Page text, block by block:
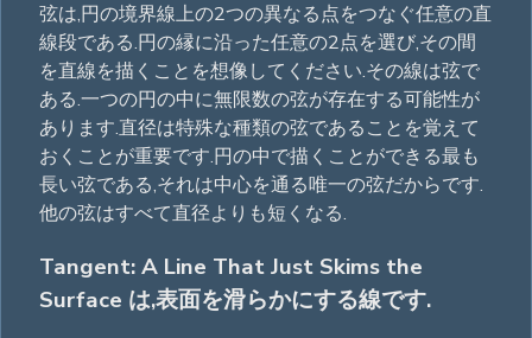
弦は,円の境界線上の2つの異なる点をつなぐ任意の直
線段である.円の縁に沿った任意の2点を選び,その間
を直線を描くことを想像してください.その線は弦で
ある.一つの円の中に無限数の弦が存在する可能性が
あります.直径は特殊な種類の弦であることを覚えて
おくことが重要です.円の中で描くことができる最も
長い弦である,それは中心を通る唯一の弦だからです.
他の弦はすべて直径よりも短くなる.
Tangent: A Line That Just Skims the
Surface は,表面を滑らかにする線です.